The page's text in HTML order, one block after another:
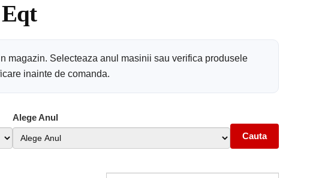
magazin. Selecteaza anul masinii sau verifica produsele
inainte de comanda.
Alege Anul
Cauta